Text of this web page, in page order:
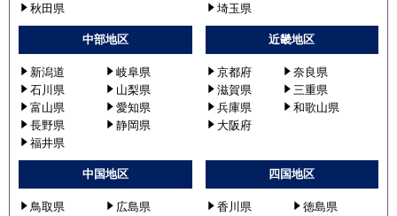
秋田県
埼玉県
中部地区
新潟道
岐阜県
石川県
山梨県
富山県
愛知県
長野県
静岡県
福井県
近畿地区
京都府
奈良県
滋賀県
三重県
兵庫県
和歌山県
大阪府
中国地区
鳥取県
広島県
四国地区
香川県
徳島県